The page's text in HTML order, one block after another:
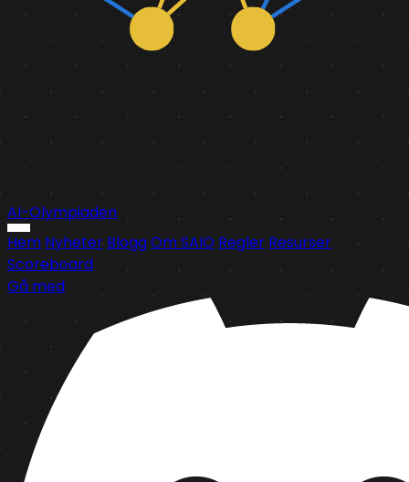
AI-Olympiaden
Hem Nyheter BloggOm SAIO Regler Resurser
Scoreboard
Gå med